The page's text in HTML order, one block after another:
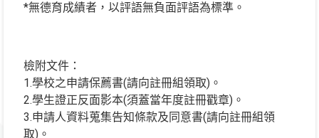
*無德育成績者，以評語無負面評語為標準。
檢附文件：
1.學校之申請保薦書(請向註冊組領取)。
2.學生證正反面影本(須蓋當年度註冊戳章)。
3.申請人資料蒐集告知條款及同意書(請向註冊組領
取)。